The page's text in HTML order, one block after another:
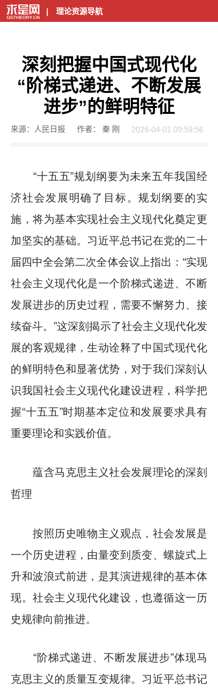
| 理论资源导航
深刻把握中国式现代化
“阶梯式递进、不断发展
进步”的鲜明特征
来源：人民日报 作者： 秦 刚 2026-04-01 09:59:56
“十五五”规划纲要为未来五年我国经
济社会发展明确了目标。规划纲要的实
施，将为基本实现社会主义现代化奠定更
加坚实的基础。习近平总书记在党的二十
届四中全会第二次全体会议上指出：“实现
社会主义现代化是一个阶梯式递进、不断
发展进步的历史过程，需要不懈努力、接
续奋斗。”这深刻揭示了社会主义现代化发
展的客观规律，生动诠释了中国式现代化
的鲜明特色和显著优势，对于我们深刻认
识我国社会主义现代化建设进程，科学把
握“十五五”时期基本定位和发展要求具有
重要理论和实践价值。
蕴含马克思主义社会发展理论的深刻
哲理
按照历史唯物主义观点，社会发展是
一个历史进程，由量变到质变、螺旋式上
升和波浪式前进，是其演进规律的基本体
现。社会主义现代化建设，也遵循这一历
史规律向前推进。
“阶梯式递进、不断发展进步”体现马
克思主义的质量互变规律。习近平总书记